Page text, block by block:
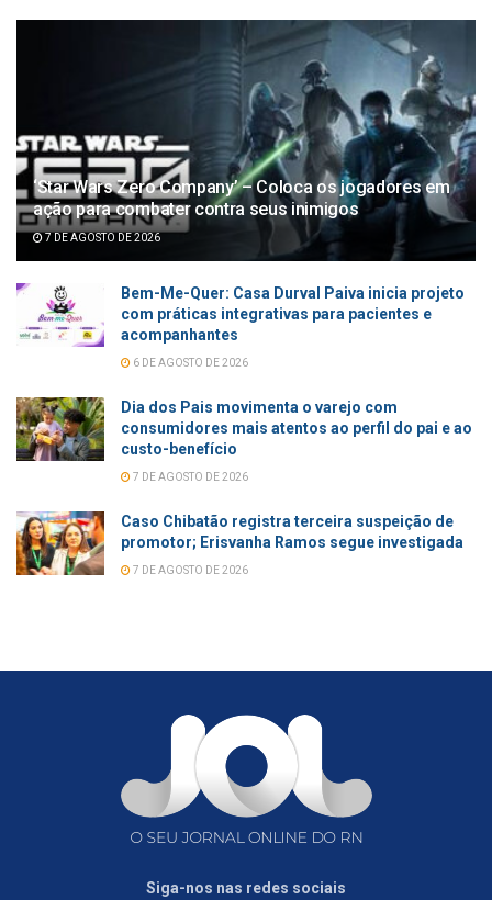
‘Star Wars Zero Company’ – Coloca os jogadores em
ação para combater contra seus inimigos
7 DE AGOSTO DE 2026
Bem-Me-Quer: Casa Durval Paiva inicia projeto
com práticas integrativas para pacientes e
acompanhantes
6 DE AGOSTO DE 2026
Dia dos Pais movimenta o varejo com
consumidores mais atentos ao perfil do pai e ao
custo-benefício
7 DE AGOSTO DE 2026
Caso Chibatão registra terceira suspeição de
promotor; Erisvanha Ramos segue investigada
7 DE AGOSTO DE 2026
Siga-nos nas redes sociais